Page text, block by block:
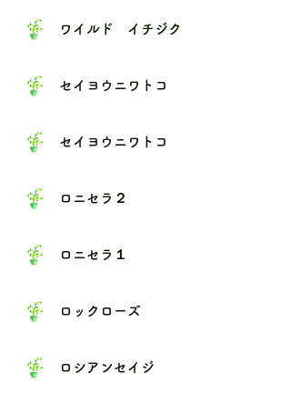
ワイルド イチジク
セイヨウニワトコ
セイヨウニワトコ
ロニセラ２
ロニセラ１
ロックローズ
ロシアンセイジ